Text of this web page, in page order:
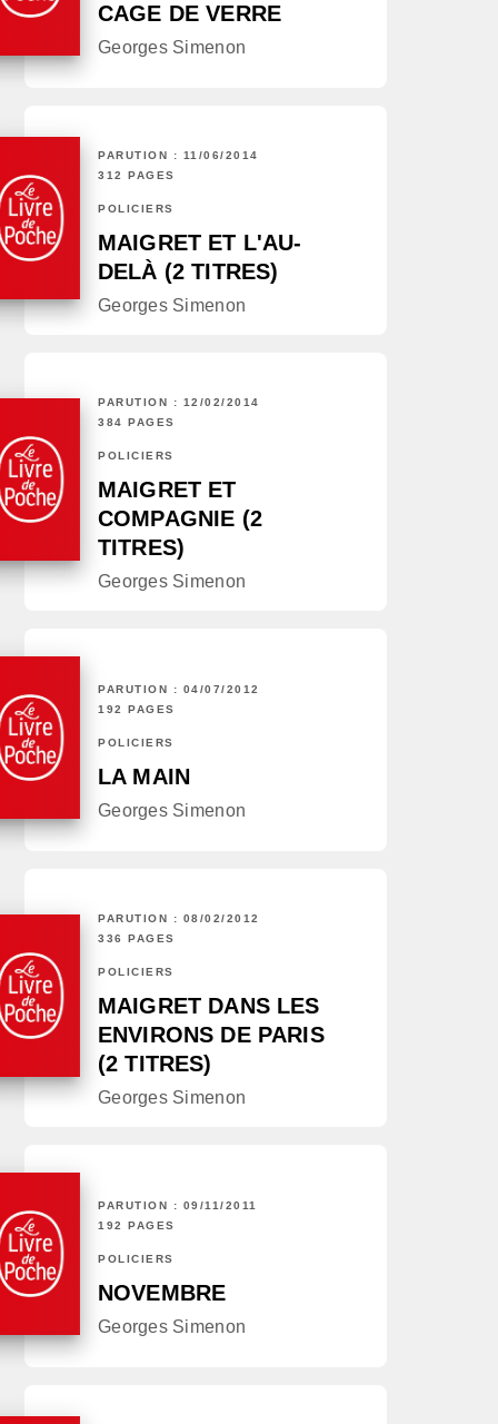
CAGE DE VERRE
Georges Simenon
PARUTION : 11/06/2014
312 PAGES
POLICIERS
MAIGRET ET L'AU-
DELÀ (2 TITRES)
Georges Simenon
PARUTION : 12/02/2014
384 PAGES
POLICIERS
MAIGRET ET
COMPAGNIE (2
TITRES)
Georges Simenon
PARUTION : 04/07/2012
192 PAGES
POLICIERS
LA MAIN
Georges Simenon
PARUTION : 08/02/2012
336 PAGES
POLICIERS
MAIGRET DANS LES
ENVIRONS DE PARIS
(2 TITRES)
Georges Simenon
PARUTION : 09/11/2011
192 PAGES
POLICIERS
NOVEMBRE
Georges Simenon